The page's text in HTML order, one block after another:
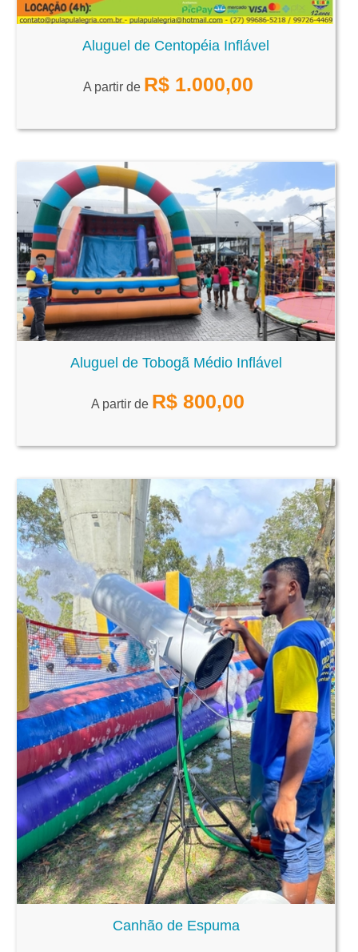
Aluguel de Centopéia Inflável
A partir de R$ 1.000,00
Aluguel de Tobogã Médio Inflável
A partir de R$ 800,00
Canhão de Espuma